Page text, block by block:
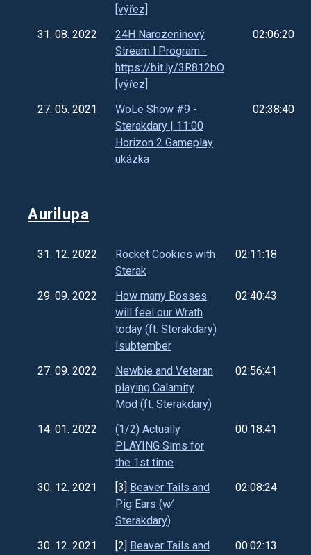
[výřez]
31. 08. 2022
24H Narozeninový
Stream l Program -
https://bit.ly/3R812bO
[výřez]
02:06:20
27. 05. 2021
WoLe Show #9 -
Sterakdary | 11:00
Horizon 2 Gameplay
ukázka
02:38:40
Aurilupa
31. 12. 2022
Rocket Cookies with
Sterak
02:11:18
29. 09. 2022
How many Bosses
will feel our Wrath
today (ft. Sterakdary)
!subtember
02:40:43
27. 09. 2022
Newbie and Veteran
playing Calamity
Mod (ft. Sterakdary)
02:56:41
14. 01. 2022
(1/2) Actually
PLAYING Sims for
the 1st time
00:18:41
30. 12. 2021 [3] Beaver Tails and
Pig Ears (w∕
Sterakdary)
02:08:24
30. 12. 2021 [2] Beaver Tails and
00:02:13